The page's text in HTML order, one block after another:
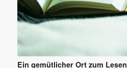
Ein gemütlicher Ort zum Lesen